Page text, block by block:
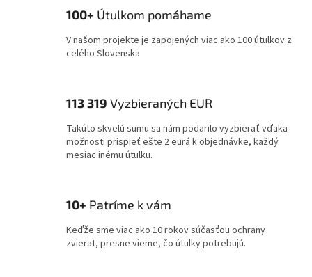
100+ Útulkom pomáhame
V našom projekte je zapojených viac ako 100 útulkov z
celého Slovenska
113 319 Vyzbieraných EUR
Takúto skvelú sumu sa nám podarilo vyzbierať vďaka
možnosti prispieť ešte 2 eurá k objednávke, každý
mesiac inému útulku.
10+ Patríme k vám
Keďže sme viac ako 10 rokov súčasťou ochrany
zvierat, presne vieme, čo útulky potrebujú.